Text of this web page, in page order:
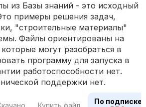
Базы знаний - это исходный
примеры решения задач,
"строительные материалы"
Файлы ориентированы на
могут разобраться в
программу для запуска в
работоспособности нет.
поддержки нет.
По подписке